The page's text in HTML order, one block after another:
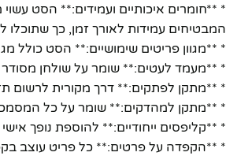
* **חומרים איכותיים ועמידים:** הסט עשוי
המבטיחים עמידות לאורך זמן, כך שתוכלו
* **מגוון פריטים שימושיים:** הסט כולל
* **מעמד לעטים:** שומר על שולחן מסודר
* **מתקן לפתקים:** דרך מקורית לרשום
* **מתקן למהדקים:** שומר על כל
* **קליפסים ייחודיים:** להוספת נופך
* **הקפדה על פרטים:** כל פריט עוצב